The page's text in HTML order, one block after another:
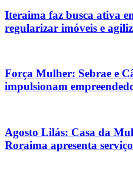
Iteraima faz busca ativa
regularizar imóveis e
Força Mulher: Sebrae e
impulsionam
Agosto Lilás: Casa da
Roraima apresenta